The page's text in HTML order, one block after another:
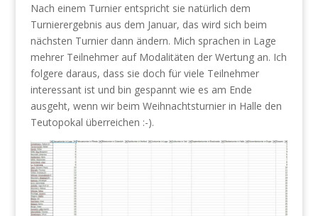
Nach einem Turnier entspricht sie natürlich dem
Turnierergebnis aus dem Januar, das wird sich beim
nächsten Turnier dann ändern. Mich sprachen in Lage
mehrer Teilnehmer auf Modalitäten der Wertung an. Ich
folgere daraus, dass sie doch für viele Teilnehmer
interessant ist und bin gespannt wie es am Ende
ausgeht, wenn wir beim Weihnachtsturnier in Halle den
Teutopokal überreichen :-).